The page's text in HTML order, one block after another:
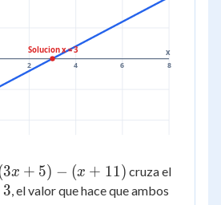
2 4 6 8
x
Solucion x = 3
3x + 5) − (x + 11) cruza el
3 , el valor que hace que ambos